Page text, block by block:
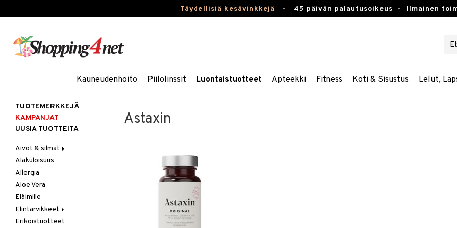
Täydellisiä kesävinkkejä - 45 päivän palautusoikeus - Ilmainen
Kauneudenhoito Piilolinssit Luontaistuotteet Apteekki Fitness Koti & Sisustus Lelut,
Astaxin
TUOTEMERKKEJÄ
KAMPANJAT
UUSIA TUOTTEITA
Aivot & silmät
Muisti
Rasvahapot
Silmät
Alakuloisuus
Allergia
Aloe Vera
Eläimille
Elintarvikkeet
Hedelmät & pähkinät
Erikoistuotteet